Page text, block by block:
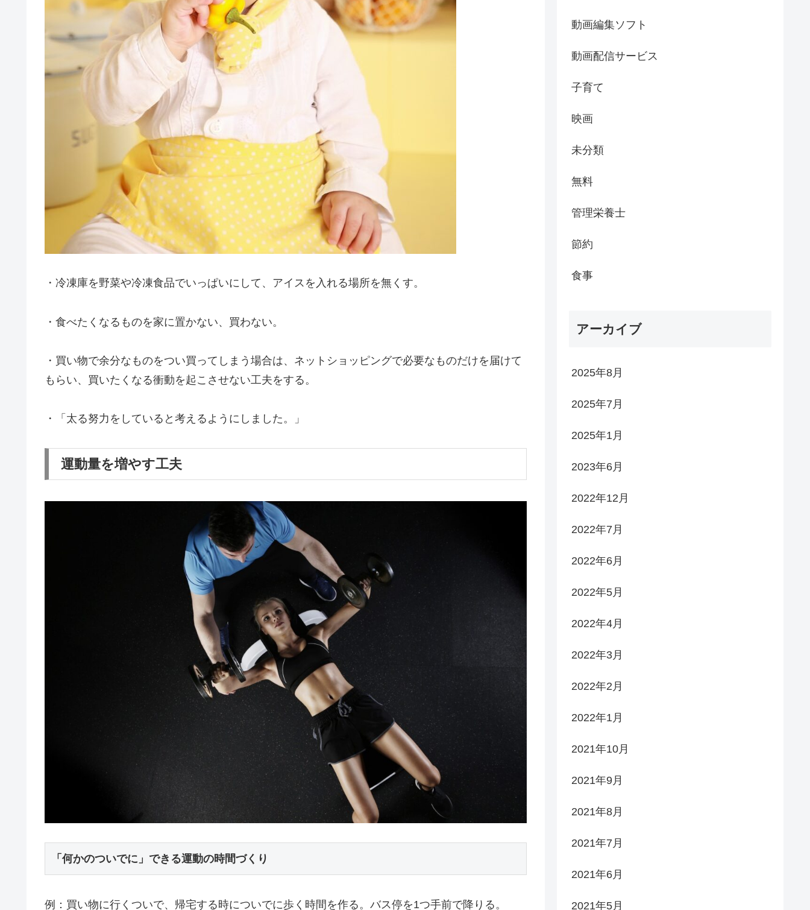
・冷凍庫を野菜や冷凍食品でいっぱいにして、アイスを入れる場所を無くす。
・食べたくなるものを家に置かない、買わない。
・買い物で余分なものをつい買ってしまう場合は、ネットショッピングで必要なものだけを届けて
もらい、買いたくなる衝動を起こさせない工夫をする。
・「太る努力をしていると考えるようにしました。」
運動量を増やす工夫
「何かのついでに」 できる運動の時間づくり
例：買い物に行くついで、帰宅する時についでに歩く時間を作る。バス停を1つ手前で降りる。
動画編集ソフト
動画配信サービス
子育て
映画
未分類
無料
管理栄養士
節約
食事
アーカイブ
2025年8月
2025年7月
2025年1月
2023年6月
2022年12月
2022年7月
2022年6月
2022年5月
2022年4月
2022年3月
2022年2月
2022年1月
2021年10月
2021年9月
2021年8月
2021年7月
2021年6月
2021年5月